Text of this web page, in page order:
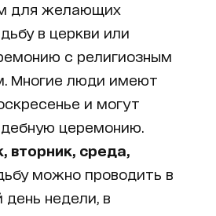
для желающих
в церкви или
с религиозным
Многие люди имеют
и могут
церемонию.
вторник, среда,
можно проводить в
день недели, в